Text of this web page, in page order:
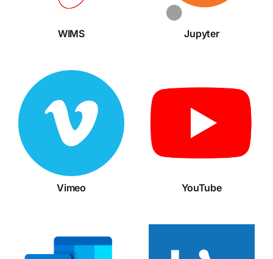
WIMS Jupyter
Vimeo
Vimeo
YouTube
YouTube